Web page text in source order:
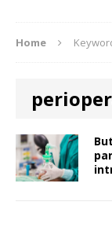
Home